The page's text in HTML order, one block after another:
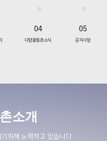
04
다향울림촌소식
05
공지사항
소개
위해 노력하고 있습니다.